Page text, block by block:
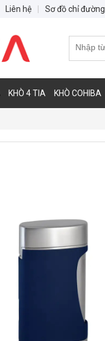
KHÒ 4 TIA KHÒ COHIBA
Liên hệ Sơ đồ chỉ đường